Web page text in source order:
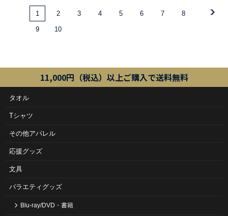
1 2 3 4 5 6 7 8
9 10
11,000円（税込）以上ご購入で送料無料
タオル
Tシャツ
その他アパレル
応援グッズ
文具
バラエティグッズ
Blu-ray/DVD・書籍